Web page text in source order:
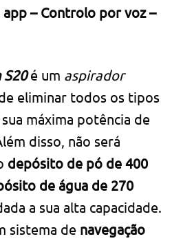
– Controlo por voz –
é um aspirador
eliminar todos os tipos
máxima potência de
disso, não será
depósito de pó de 400
de água de 270
a sua alta capacidade.
sistema de navegação